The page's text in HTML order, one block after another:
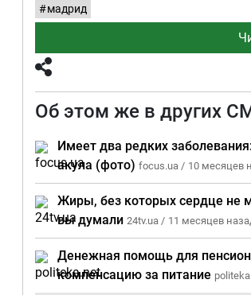
мадрид
Об этом же в других
Имеет два редких
акула (фото) focus.ua / 10 месяцев
Жиры, без которых сердце не
вы думали 24tv.ua / 11 месяцев
Денежная помощь для
компенсацию за питание